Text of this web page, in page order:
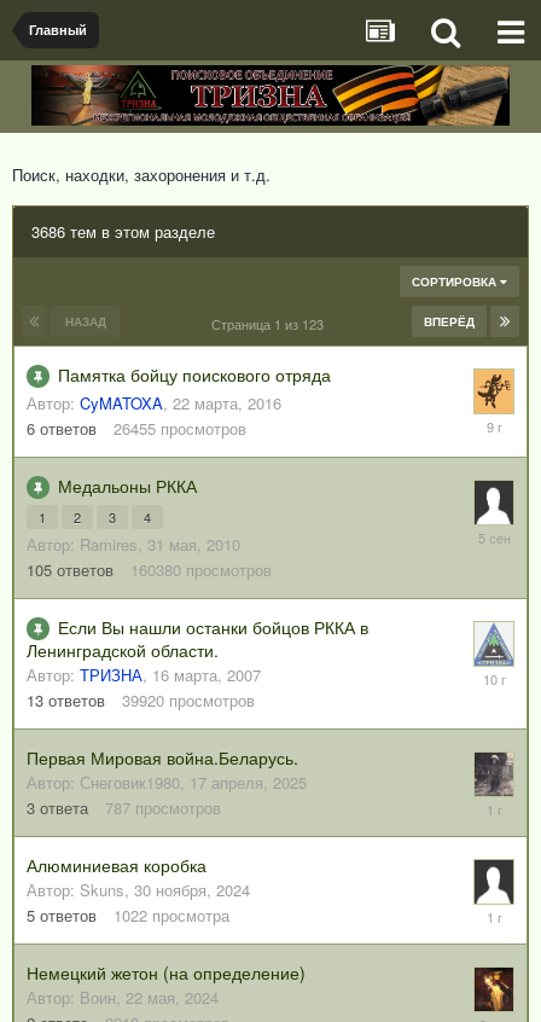
Главный
Поиск, находки, захоронения и т.д.
3686 тем в этом разделе
СОРТИРОВКА
НАЗАД ВПЕРЁД
Страница 1 из 123
Памятка бойцу поискового отряда
Автор: CyMATOXA, 22 марта, 2016
6 ответов 26455 просмотров
17
2016
Медальоны РККА
1 2 3 4
Автор: Ramires, 31 мая, 2010
105 ответов 160380 просмотров
5
Если Вы нашли останки бойцов РККА в
Ленинградской области.
Автор: ТРИЗНА, 16 марта, 2007
13 ответов 39920 просмотров
10
Первая Мировая война.Беларусь.
Автор: Снеговик1980, 17 апреля, 2025
3 ответа 787 просмотров
17
2025
Алюминиевая коробка
Автор: Skuns, 30 ноября, 2024
5 ответов 1022 просмотра
30
2024
Немецкий жетон (на определение)
Автор: Воин, 22 мая, 2024